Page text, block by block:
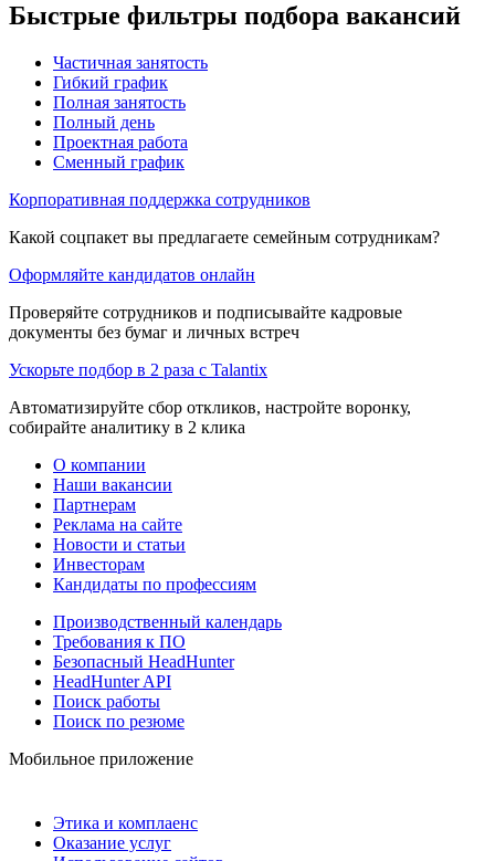
Быстрые фильтры подбора вакансий
Частичная занятость
Гибкий график
Полная занятость
Полный день
Проектная работа
Сменный график
Корпоративная поддержка сотрудников
Какой соцпакет вы предлагаете семейным сотрудникам?
Оформляйте кандидатов онлайн
Проверяйте сотрудников и подписывайте кадровые
документы без бумаг и личных встреч
Ускорьте подбор в 2 раза с Talantix
Автоматизируйте сбор откликов, настройте воронку,
собирайте аналитику в 2 клика
О компании
Наши вакансии
Партнерам
Реклама на сайте
Новости и статьи
Инвесторам
Кандидаты по профессиям
Производственный календарь
Требования к ПО
Безопасный HeadHunter
HeadHunter API
Поиск работы
Поиск по резюме
Мобильное приложение
Этика и комплаенс
Оказание услуг